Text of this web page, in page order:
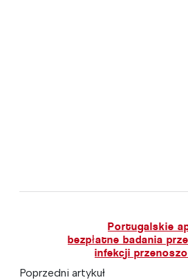
Portugalskie
bezpłatne badania
infekcji
Poprzedni artykuł